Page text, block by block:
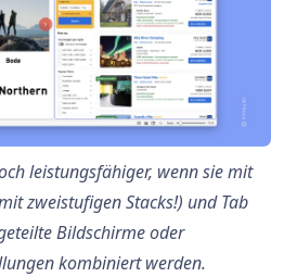
leistungsfähiger, wenn sie mit
zweistufigen Stacks!) und Tab
Bildschirme oder
kombiniert werden.